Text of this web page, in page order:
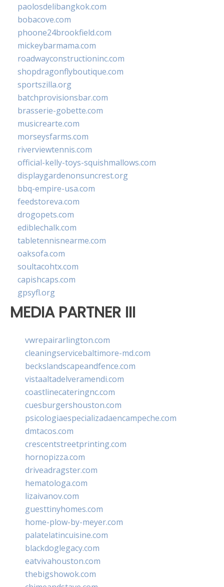
paolosdelibangkok.com
bobacove.com
phoone24brookfield.com
mickeybarmama.com
roadwayconstructioninc.com
shopdragonflyboutique.com
sportszilla.org
batchprovisionsbar.com
brasserie-gobette.com
musicrearte.com
morseysfarms.com
riverviewtennis.com
official-kelly-toys-squishmallows.com
displaygardenonsuncrest.org
bbq-empire-usa.com
feedstoreva.com
drogopets.com
ediblechalk.com
tabletennisnearme.com
oaksofa.com
soultacohtx.com
capishcaps.com
gpsyfl.org
MEDIA PARTNER III
vwrepairarlington.com
cleaningservicebaltimore-md.com
beckslandscapeandfence.com
vistaaltadelveramendi.com
coastlinecateringnc.com
cuesburgershouston.com
psicologiaespecializadaencampeche.com
dmtacos.com
crescentstreetprinting.com
hornopizza.com
driveadragster.com
hematologa.com
lizaivanov.com
guesttinyhomes.com
home-plow-by-meyer.com
palatelatincuisine.com
blackdoglegacy.com
eatvivahouston.com
thebigshowok.com